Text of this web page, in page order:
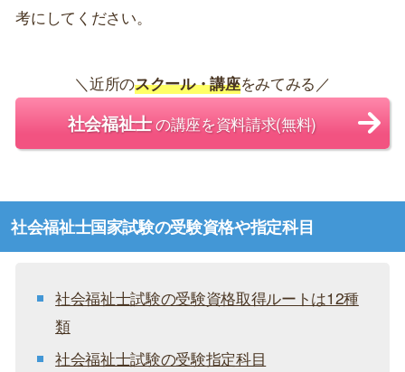
考にしてください。
＼近所のスクール・講座をみてみる／
社会福祉士の講座を資料請求(無料)
社会福祉士国家試験の受験資格や指定科目
社会福祉士試験の受験資格取得ルートは12種
類
社会福祉士試験の受験指定科目